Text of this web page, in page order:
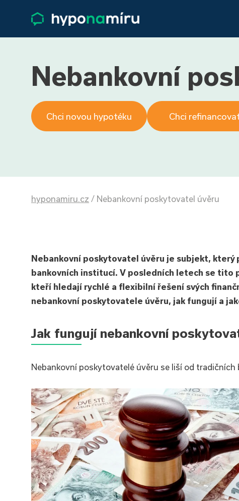
Nebankovní
Chci novou hypotéku Chci
hyponamiru.cz / Nebankovní poskytovatel úvěru
Nebankovní poskytovatel úvěru je subjekt, který
bankovních institucí. V posledních letech se
kteří hledají rychlé a flexibilní řešení svých
nebankovní poskytovatele úvěru, jak fungují a
Jak fungují nebankovní
Nebankovní poskytovatelé úvěru se liší od